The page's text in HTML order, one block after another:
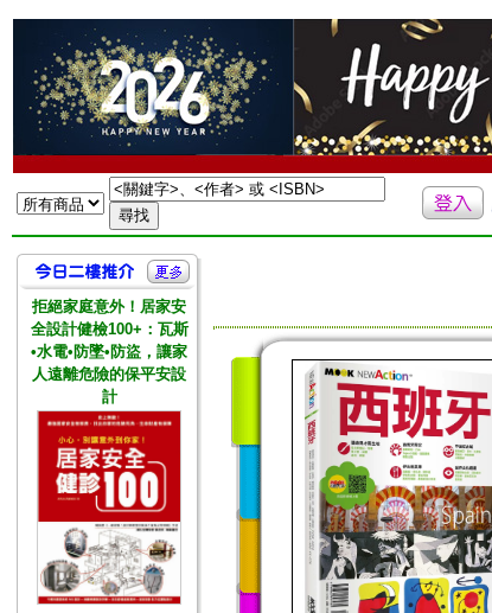
拒絕家庭意外！居家安
全設計健檢100+：瓦斯
•水電•防墜•防盜，讓家
人遠離危險的保平安設
計